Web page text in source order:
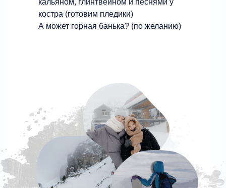
кальяном, глинтвейном и песнями у
костра (готовим пледики)
А может горная банька? (по желанию)